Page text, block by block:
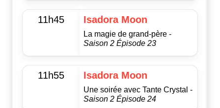
11h45 Isadora Moon
La magie de grand-père -
Saison 2 Épisode 23
11h55 Isadora Moon
Une soirée avec Tante Crystal -
Saison 2 Épisode 24